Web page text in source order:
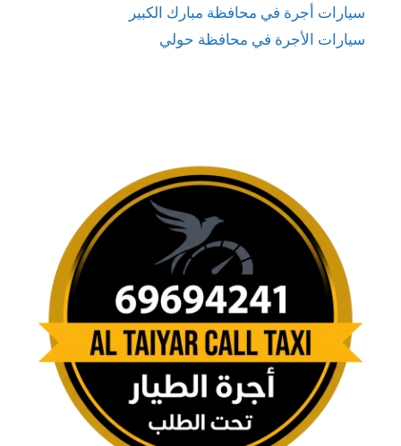
سيارات أجرة في محافظة مبارك الكبير
سيارات الأجرة في محافظة حولي